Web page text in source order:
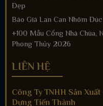
Đẹp
Báo Giá Lan Can Nhôm
+100 Mẫu Cổng Nhà Chùa,
Phong Thủy 2026
LIÊN HỆ
Công Ty TNHH Sản
Dựng Tiến Thành